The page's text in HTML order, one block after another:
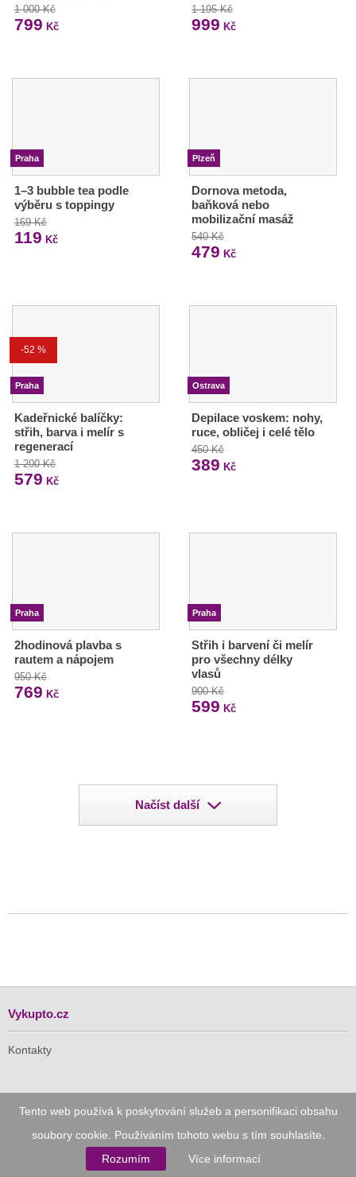
Tento web používá k poskytování služeb a personifikaci obsahu
soubory cookie. Používáním tohoto webu s tím souhlasíte.
Rozumím
Více informací
1 000 Kč
799 Kč
1 195 Kč
999 Kč
Praha
1–3 bubble tea podle
výběru s toppingy
169 Kč
119 Kč
Plzeň
Dornova metoda,
baňková nebo
mobilizační masáž
540 Kč
479 Kč
-52 %
Praha
Kadeřnické balíčky:
střih, barva i melír s
regenerací
1 200 Kč
579 Kč
Ostrava
Depilace voskem: nohy,
ruce, obličej i celé tělo
450 Kč
389 Kč
Praha
2hodinová plavba s
rautem a nápojem
950 Kč
769 Kč
Praha
Střih i barvení či melír
pro všechny délky
vlasů
900 Kč
599 Kč
Načíst další
Vykupto.cz
Kontakty
Pro Vás
Doručení zdarma
Vykupto na Facebooku